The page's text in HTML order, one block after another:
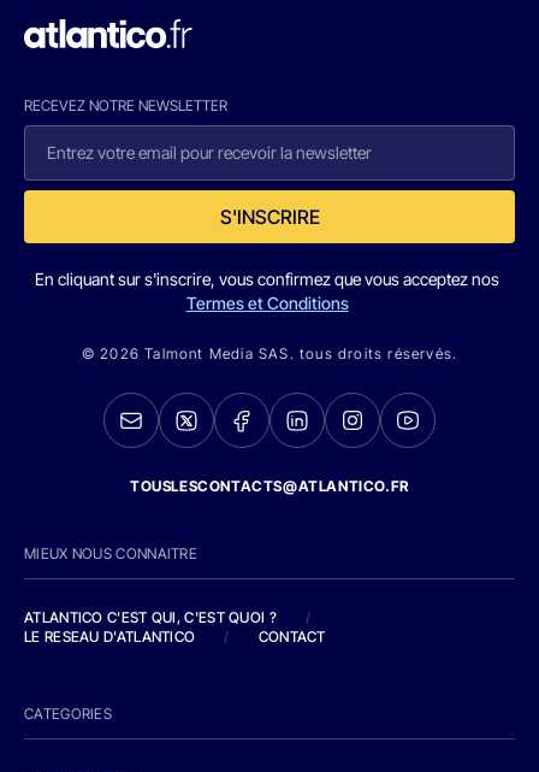
RECEVEZ NOTRE NEWSLETTER
S'INSCRIRE
En cliquant sur s'inscrire, vous confirmez que vous acceptez nos
Termes et Conditions
© 2026 Talmont Media SAS. tous droits réservés.
TOUSLESCONTACTS@ATLANTICO.FR
MIEUX NOUS CONNAITRE
ATLANTICO C'EST QUI, C'EST QUOI ?
/
LE RESEAU D'ATLANTICO
/ CONTACT
CATEGORIES